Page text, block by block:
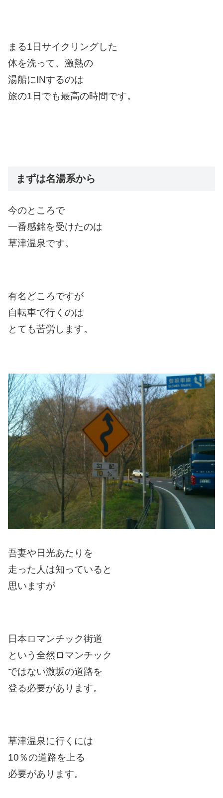
まる1日サイクリングした
体を洗って、激熱の
湯船にINするのは
旅の1日でも最高の時間です。
まずは名湯系から
今のところで
一番感銘を受けたのは
草津温泉です。
有名どころですが
自転車で行くのは
とても苦労します。
吾妻や日光あたりを
走った人は知っていると
思いますが
日本ロマンチック街道
という全然ロマンチック
ではない激坂の道路を
登る必要があります。
草津温泉に行くには
10％の道路を上る
必要があります。